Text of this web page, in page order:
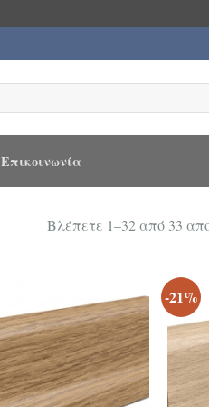
Επικοινωνία
Βλέπετε 1–32 από 33
-21%